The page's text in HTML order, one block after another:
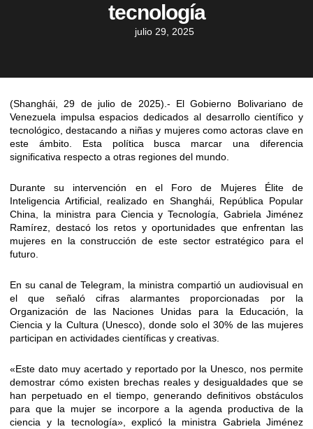
tecnología
julio 29, 2025
(Shanghái, 29 de julio de 2025).- El Gobierno Bolivariano de
Venezuela impulsa espacios dedicados al desarrollo científico y
tecnológico, destacando a niñas y mujeres como actoras clave en
este ámbito. Esta política busca marcar una diferencia
significativa respecto a otras regiones del mundo.
Durante su intervención en el Foro de Mujeres Élite de
Inteligencia Artificial, realizado en Shanghái, República Popular
China, la ministra para Ciencia y Tecnología, Gabriela Jiménez
Ramírez, destacó los retos y oportunidades que enfrentan las
mujeres en la construcción de este sector estratégico para el
futuro.
En su canal de Telegram, la ministra compartió un audiovisual en
el que señaló cifras alarmantes proporcionadas por la
Organización de las Naciones Unidas para la Educación, la
Ciencia y la Cultura (Unesco), donde solo el 30% de las mujeres
participan en actividades científicas y creativas.
«Este dato muy acertado y reportado por la Unesco, nos permite
demostrar cómo existen brechas reales y desigualdades que se
han perpetuado en el tiempo, generando definitivos obstáculos
para que la mujer se incorpore a la agenda productiva de la
ciencia y la tecnología», explicó la ministra Gabriela Jiménez